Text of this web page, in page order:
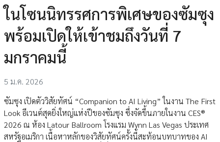
ในโซนนิทรรศการพิเศษของซัมซุง
พร้อมเปิดให้เข้าชมถึงวันที่ 7
มกราคมนี้
5 ม.ค. 2026
ซัมซุง เปิดตัววิสัยทัศน์ “Companion to AI Living” ในงาน The First
Look อีเวนต์สุดยิ่งใหญ่แห่งปีของซัมซุง ซึ่งจัดขึ้นภายในงาน CES®
2026 ณ ห้อง Latour Ballroom โรงแรม Wynn Las Vegas ประเทศ
สหรัฐอเมริกา เนื้อหาหลักของวิสัยทัศน์ครั้งนี้สะท้อนบทบาทของ AI